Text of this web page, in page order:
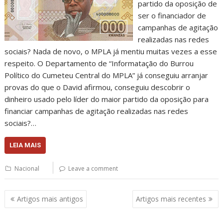
partido da oposição de
ser o financiador de
campanhas de agitação
realizadas nas redes
sociais? Nada de novo, o MPLA já mentiu muitas vezes a esse
respeito. O Departamento de “Informatação do Burrou
Político do Cumeteu Central do MPLA” já conseguiu arranjar
provas do que o David afirmou, conseguiu descobrir o
dinheiro usado pelo líder do maior partido da oposição para
financiar campanhas de agitação realizadas nas redes
sociais?…
LEIA MAIS
Nacional Leave a comment
Navegação
de
Artigos mais antigos Artigos mais recentes